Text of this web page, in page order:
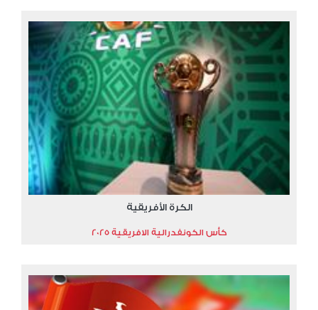
الكرة الأفريقية
كأس الكونفدرالية الافريقية 2025